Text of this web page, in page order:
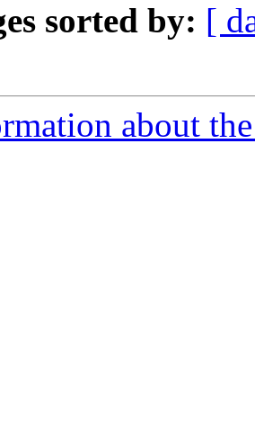
sorted by: [
about